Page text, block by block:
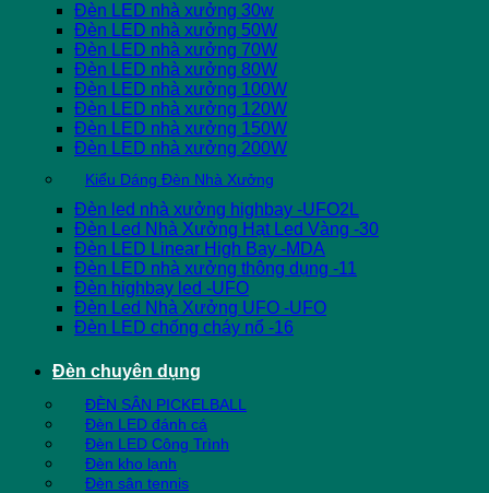
Đèn LED nhà xưởng 30w
Đèn LED nhà xưởng 50W
Đèn LED nhà xưởng 70W
Đèn LED nhà xưởng 80W
Đèn LED nhà xưởng 100W
Đèn LED nhà xưởng 120W
Đèn LED nhà xưởng 150W
Đèn LED nhà xưởng 200W
Kiểu Dáng Đèn Nhà Xưởng
Đèn led nhà xưởng highbay -UFO2L
Đèn Led Nhà Xưởng Hạt Led Vàng -30
Đèn LED Linear High Bay -MDA
Đèn LED nhà xưởng thông dụng -11
Đèn highbay led -UFO
Đèn Led Nhà Xưởng UFO -UFO
Đèn LED chống cháy nổ -16
Đèn chuyên dụng
ĐÈN SÂN PICKELBALL
Đèn LED đánh cá
Đèn LED Công Trình
Đèn kho lạnh
Đèn sân tennis